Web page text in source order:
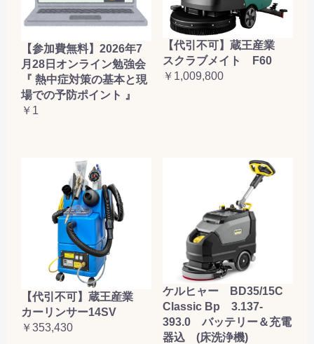
【参加費無料】2026年7
月28日オンライン勉強会
『 熱中症対策の基本と現
場での予防ポイント 』
￥1
【代引不可】蔵王産業
スクラブメイト F60
￥1,009,800
【代引不可】蔵王産業
カーリンサー14SV
￥353,430
ケルヒャー BD35/15C
Classic Bp 3.137-
393.0 バッテリー＆充電
器込 (床洗浄機)